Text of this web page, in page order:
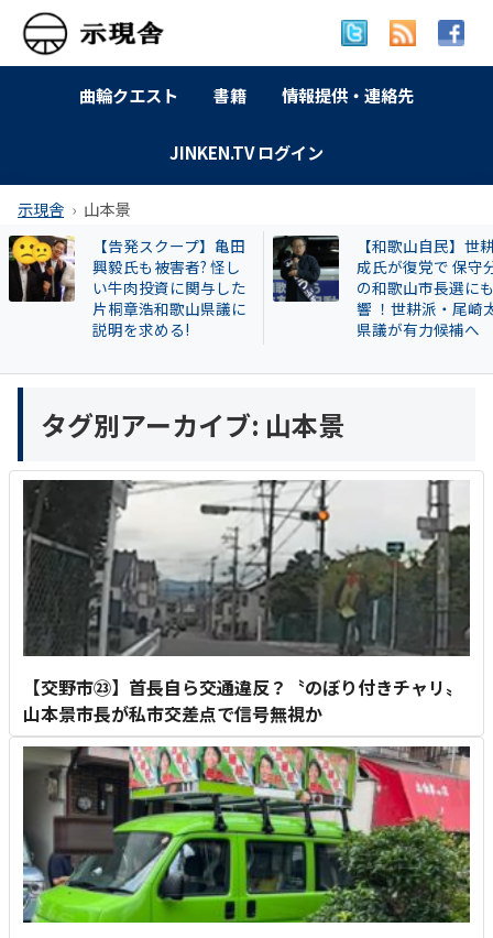
曲輪クエスト 書籍 情報提供・連絡先
JINKEN.TV ログイン
示現舎 山本景
【告発スクープ】亀田
興毅氏も被害者? 怪し
い牛肉投資に関与した
片桐章浩和歌山県議に
説明を求める!
【和歌山自民】世
成氏が復党で 保守
の和歌山市長選に
響 ！世耕派・尾崎
県議が有力候補へ
タグ別アーカイブ: 山本景
【交野市㉓】首長自ら交通違反？〝のぼり付きチャリ〟
山本景市長が私市交差点で信号無視か